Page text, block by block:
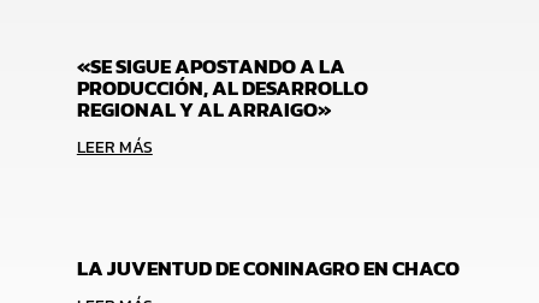
«SE SIGUE APOSTANDO A LA
PRODUCCIÓN, AL DESARROLLO
REGIONAL Y AL ARRAIGO»
LEER MÁS
LA JUVENTUD DE CONINAGRO EN CHACO